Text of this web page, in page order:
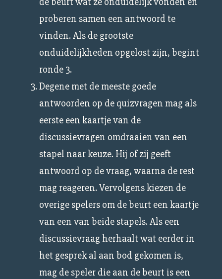
proberen samen een antwoord te
vinden. Als de grootste
onduidelijkheden opgelost zijn, begint
ronde 3.
Degene met de meeste goede
antwoorden op de quizvragen mag als
eerste een kaartje van de
discussievragen omdraaien van een
stapel naar keuze. Hij of zij geeft
antwoord op de vraag, waarna de rest
mag reageren. Vervolgens kiezen de
overige spelers om de beurt een kaartje
van een van beide stapels. Als een
discussievraag herhaalt wat eerder in
het gesprek al aan bod gekomen is,
mag de speler die aan de beurt is een